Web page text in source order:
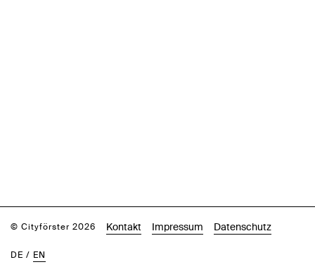
© Cityförster 2026 Kontakt Impressum Datenschutz
DE / EN